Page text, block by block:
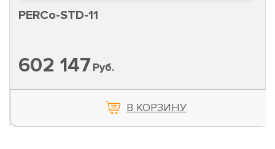
PERCo-STD-11
602 147 Руб.
В КОРЗИНУ